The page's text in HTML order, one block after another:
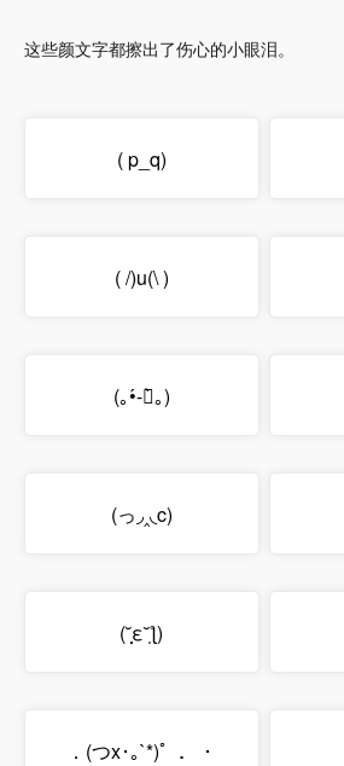
这些颜文字都擦出了伤心的小眼泪。
( p_q)
( /)u(\ )
(｡•́-ก̀｡)
(っ◞‸◟c)
(˘̩̩̩ε˘̩ƪ)
．(つx･｡`*)゜．・